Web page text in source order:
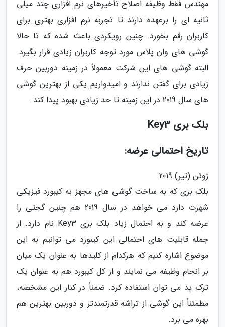
مهندس فقط وظیفه اصلاح تأخیرهای نرم افزاری چند میلی
ثانیه ای را برعهده دارند تا تجربه نرم افزاری بهتری برای
کاربران رقم بخورد. چنین رویکردی باعث شده که تا حالا
گوشی های وان پلاس مورد توجه کاربران زیادی قرار بگیرد.
البته گوشی های این شرکت معمولاً در زمینه دوربین حرف
زیادی برای گفتن ندارند و امیدواریم یکی از بهترین گوشی
های سال 2019 در این زمینه تا حد زیادی بهبود پیدا کند.
بلک بری Key3
تاریخ احتمالی عرضه:
ژوئن (تیر) 2019
بلک بری که به ساخت گوشی های مجهز به کیبورد فیزیکی
شهرت دارد می خواهد در سال 2019 هم چنین گجتی را
عرضه کند و به احتمال زیاد بلک بری Key3 نام دارد. از
جمله قابلیت های احتمالی این کیبورد می توانیم به این
موضوع اشاره کنیم که هرکدام از کلیدها به عنوان یک میان
بر انجام وظیفه می نمایند و از کل کیبورد هم به عنوان یک
ترک پد می توان استفاده کرد. ضمناً در کنار این مشخصه،
مطمئناً این گوشی از تراشه قدرتمندتر و دوربین بهترین هم
بهره می برد.